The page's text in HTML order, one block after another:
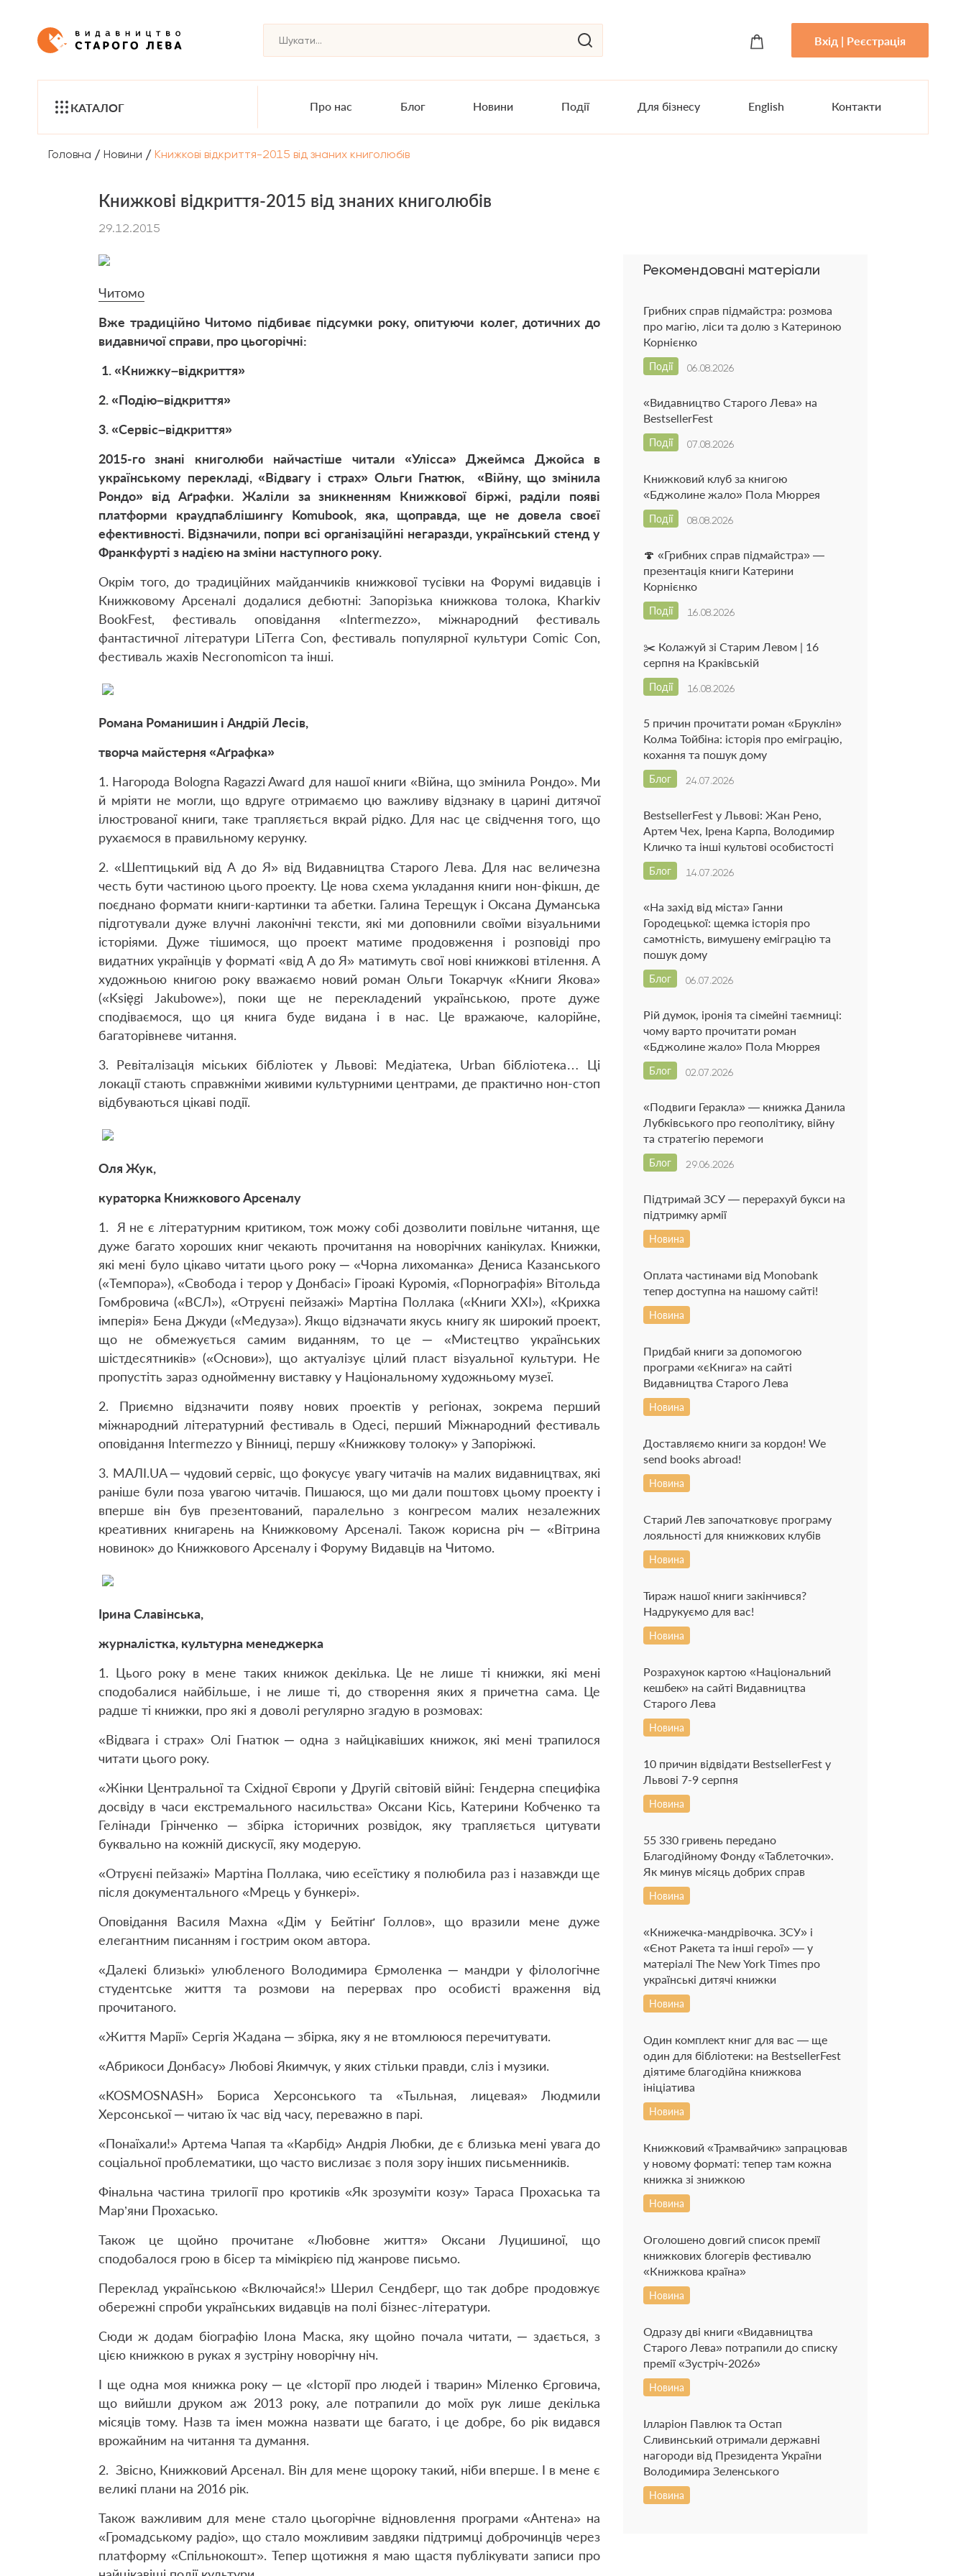
Вхід | Реєстрація
КАТАЛОГ Про нас Блог Новини Події Для бізнесу English Контакти
Головна / Новини / Книжкові відкриття-2015 від знаних книголюбів
Книжкові відкриття-2015 від знаних книголюбів
29.12.2015
Читомо
Вже традиційно Читомо підбиває підсумки року, опитуючи колег, дотичних до
видавничої справи, про цьогорічні:
1. «Книжку–відкриття»
2. «Подію–відкриття»
3. «Сервіс–відкриття»
2015-го знані книголюби найчастіше читали «Улісса» Джеймса Джойса в
українському перекладі, «Відвагу і страх» Ольги Гнатюк, «Війну, що змінила
Рондо» від Аґрафки. Жаліли за зникненням Книжкової біржі, раділи появі
платформи краудпаблішингу Komubook, яка, щоправда, ще не довела своєї
ефективності. Відзначили, попри всі організаційні негаразди, український стенд у
Франкфурті з надією на зміни наступного року.
Окрім того, до традиційних майданчиків книжкової тусівки на Форумі видавців і
Книжковому Арсеналі додалися дебютні: Запорізька книжкова толока, Kharkiv
BookFest, фестиваль оповідання «Intermezzo», міжнародний фестиваль
фантастичної літератури LiTerra Con, фестиваль популярної культури Comic Con,
фестиваль жахів Necronomicon та інші.
Романа Романишин і Андрій Лесів,
творча майстерня «Аґрафка»
1. Нагорода Bologna Ragazzi Award для нашої книги «Війна, що змінила Рондо». Ми
й мріяти не могли, що вдруге отримаємо цю важливу відзнаку в царині дитячої
ілюстрованої книги, таке трапляється вкрай рідко. Для нас це свідчення того, що
рухаємося в правильному керунку.
2. «Шептицький від А до Я» від Видавництва Старого Лева. Для нас величезна
честь бути частиною цього проекту. Це нова схема укладання книги нон-фікшн, де
поєднано формати книги-картинки та абетки. Галина Терещук і Оксана Думанська
підготували дуже влучні лаконічні тексти, які ми доповнили своїми візуальними
історіями. Дуже тішимося, що проект матиме продовження і розповіді про
видатних українців у форматі «від А до Я» матимуть свої нові книжкові втілення. А
художньою книгою року вважаємо новий роман Ольги Токарчук «Книги Якова»
(«Księgi Jakubowe»), поки ще не перекладений українською, проте дуже
сподіваємося, що ця книга буде видана і в нас. Це вражаюче, калорійне,
багаторівневе читання.
3. Ревіталізація міських бібліотек у Львові: Медіатека, Urban бібліотека… Ці
локації стають справжніми живими культурними центрами, де практично нон-стоп
відбуваються цікаві події.
Оля Жук,
кураторка Книжкового Арсеналу
1. Я не є літературним критиком, тож можу собі дозволити повільне читання, ще
дуже багато хороших книг чекають прочитання на новорічних канікулах. Книжки,
які мені було цікаво читати цього року ─ «Чорна лихоманка» Дениса Казанського
(«Темпора»), «Свобода і терор у Донбасі» Гіроакі Куромія, «Порнографія» Вітольда
Гомбровича («ВСЛ»), «Отруєні пейзажі» Мартіна Поллака («Книги ХХІ»), «Крихка
імперія» Бена Джуди («Медуза»). Якщо відзначати якусь книгу як широкий проект,
що не обмежується самим виданням, то це ─ «Мистецтво українських
шістдесятників» («Основи»), що актуалізує цілий пласт візуальної культури. Не
пропустіть зараз однойменну виставку у Національному художньому музеї.
2. Приємно відзначити появу нових проектів у регіонах, зокрема перший
міжнародний літературний фестиваль в Одесі, перший Міжнародний фестиваль
оповідання Intermezzo у Вінниці, першу «Книжкову толоку» у Запоріжжі.
3. МАЛІ.UA ─ чудовий сервіс, що фокусує увагу читачів на малих видавництвах, які
раніше були поза увагою читачів. Пишаюся, що ми дали поштовх цьому проекту і
вперше він був презентований, паралельно з конгресом малих незалежних
креативних книгарень на Книжковому Арсеналі. Також корисна річ ─ «Вітрина
новинок» до Книжкового Арсеналу і Форуму Видавців на Читомо.
Ірина Славінська,
журналістка, культурна менеджерка
1. Цього року в мене таких книжок декілька. Це не лише ті книжки, які мені
сподобалися найбільше, і не лише ті, до створення яких я причетна сама. Це
радше ті книжки, про які я доволі регулярно згадую в розмовах:
«Відвага і страх» Олі Гнатюк ─ одна з найцікавіших книжок, які мені трапилося
читати цього року.
«Жінки Центральної та Східної Європи у Другій світовій війні: Гендерна специфіка
досвіду в часи екстремального насильства» Оксани Кісь, Катерини Кобченко та
Гелінади Грінченко ─ збірка історичних розвідок, яку трапляється цитувати
буквально на кожній дискусії, яку модерую.
«Отруєні пейзажі» Мартіна Поллака, чию есеїстику я полюбила раз і назавжди ще
після документального «Мрець у бункері».
Оповідання Василя Махна «Дім у Бейтінґ Голлов», що вразили мене дуже
елегантним писанням і гострим оком автора.
«Далекі близькі» улюбленого Володимира Єрмоленка ─ мандри у філологічне
студентське життя та розмови на перервах про особисті враження від
прочитаного.
«Життя Марії» Сергія Жадана ─ збірка, яку я не втомлююся перечитувати.
«Абрикоси Донбасу» Любові Якимчук, у яких стільки правди, сліз і музики.
«KOSMOSNASH» Бориса Херсонського та «Тыльная, лицевая» Людмили
Херсонської ─ читаю їх час від часу, переважно в парі.
«Понаїхали!» Артема Чапая та «Карбід» Андрія Любки, де є близька мені увага до
соціальної проблематики, що часто вислизає з поля зору інших письменників.
Фінальна частина трилогії про кротиків «Як зрозуміти козу» Тараса Прохаська та
Мар’яни Прохасько.
Також це щойно прочитане «Любовне життя» Оксани Луцишиної, що
сподобалося грою в бісер та мімікрією під жанрове письмо.
Переклад українською «Включайся!» Шерил Сендберг, що так добре продовжує
обережні спроби українських видавців на полі бізнес-літератури.
Сюди ж додам біографію Ілона Маска, яку щойно почала читати, ─ здається, з
цією книжкою в руках я зустріну новорічну ніч.
І ще одна моя книжка року ─ це «Історії про людей і тварин» Міленко Єрговича,
що вийшли друком аж 2013 року, але потрапили до моїх рук лише декілька
місяців тому. Назв та імен можна назвати ще багато, і це добре, бо рік видався
врожайним на читання та думання.
2. Звісно, Книжковий Арсенал. Він для мене щороку такий, ніби вперше. І в мене є
великі плани на 2016 рік.
Також важливим для мене стало цьогорічне відновлення програми «Антена» на
«Громадському радіо», що стало можливим завдяки підтримці доброчинців через
платформу «Спільнокошт». Тепер щотижня я маю щастя публікувати записи про
Рекомендовані матеріали
Грибних справ підмайстра: розмова
про магію, ліси та долю з Катериною
Корнієнко
06.08.2026
Події
«Видавництво Старого Лева» на
BestsellerFest
07.08.2026
Події
Книжковий клуб за книгою
«Бджолине жало» Пола Мюррея
08.08.2026
Події
🍄 «Грибних справ підмайстра» —
презентація книги Катерини
Корнієнко
16.08.2026
Події
✂️ Колажуй зі Старим Левом | 16
серпня на Краківській
16.08.2026
Події
5 причин прочитати роман «Бруклін»
Колма Тойбіна: історія про еміграцію,
кохання та пошук дому
24.07.2026
Блог
BestsellerFest у Львові: Жан Рено,
Артем Чех, Ірена Карпа, Володимир
Кличко та інші культові особистості
14.07.2026
Блог
«На захід від міста» Ганни
Городецької: щемка історія про
самотність, вимушену еміграцію та
пошук дому
06.07.2026
Блог
Рій думок, іронія та сімейні таємниці:
чому варто прочитати роман
«Бджолине жало» Пола Мюррея
02.07.2026
Блог
«Подвиги Геракла» — книжка Данила
Лубківського про геополітику, війну
та стратегію перемоги
29.06.2026
Блог
Підтримай ЗСУ — перерахуй букси на
підтримку армії
Новина
Оплата частинами від Monobank
тепер доступна на нашому сайті!
Новина
Придбай книги за допомогою
програми «єКнига» на сайті
Видавництва Старого Лева
Новина
Доставляємо книги за кордон! We
send books abroad!
Новина
Старий Лев започатковує програму
лояльності для книжкових клубів
Новина
Тираж нашої книги закінчився?
Надрукуємо для вас!
Новина
Розрахунок картою «Національний
кешбек» на сайті Видавництва
Старого Лева
Новина
10 причин відвідати BestsellerFest у
Львові 7-9 серпня
Новина
55 330 гривень передано
Благодійному Фонду «Таблеточки».
Як минув місяць добрих справ
Новина
«Книжечка-мандрівочка. ЗСУ» і
«Єнот Ракета та інші герої» — у
матеріалі The New York Times про
українські дитячі книжки
Новина
Один комплект книг для вас — ще
один для бібліотеки: на BestsellerFest
діятиме благодійна книжкова
ініціатива
Новина
Книжковий «Трамвайчик» запрацював
у новому форматі: тепер там кожна
книжка зі знижкою
Новина
Оголошено довгий список премії
книжкових блогерів фестивалю
«Книжкова країна»
Новина
Одразу дві книги «Видавництва
Старого Лева» потрапили до списку
премії «Зустріч-2026»
Новина
Ілларіон Павлюк та Остап
Сливинський отримали державні
нагороди від Президента України
Володимира Зеленського
Новина